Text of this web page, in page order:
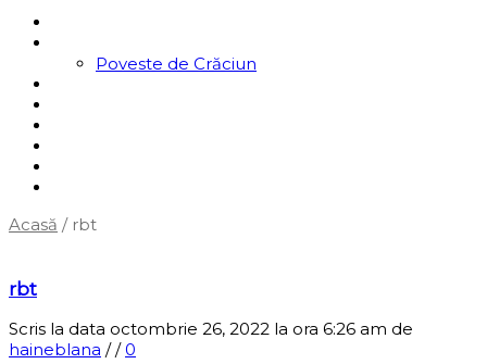
Poveste de Crăciun
Acasă / rbt
rbt
Scris la data octombrie 26, 2022 la ora 6:26 am de
haineblana //0